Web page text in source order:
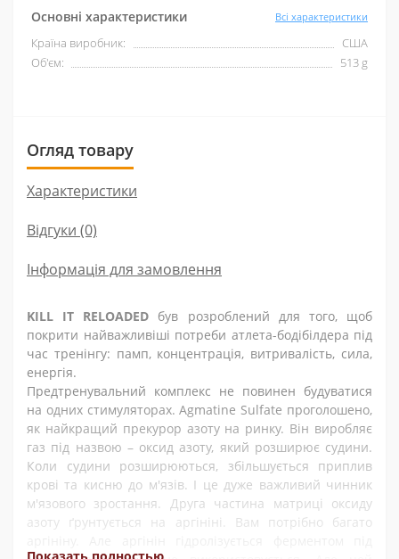
Основні характеристики Всі характеристики
Країна виробник:
США
Об'єм:
513 g
Огляд товару
Характеристики
Відгуки (0)
Інформація для замовлення
KILL IT RELOADED був розроблений для того, щоб
покрити найважливіші потреби атлета-бодібілдера під
час тренінгу: памп, концентрація, витривалість, сила,
енергія.
Предтренувальний комплекс не повинен будуватися
на одних стимуляторах. Agmatine Sulfate проголошено,
як найкращий прекурор азоту на ринку. Він виробляє
газ під назвою – оксид азоту, який розширює судини.
Коли судини розширюються, збільшується приплив
крові та кисню до м'язів. І це дуже важливий чинник
м'язового зростання. Друга частина матриці оксиду
азоту ґрунтується на аргініні. Вам потрібно багато